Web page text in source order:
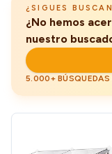
¿SIGUES
¿No hemos
nuestro
5.000+ BÚSQUEDAS